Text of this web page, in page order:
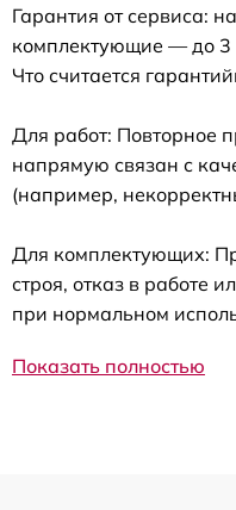
Гарантия от сервиса:
комплектующие — до 3
Что считается
Для работ: Повторное
напрямую связан с
(например,
Для комплектующих:
строя, отказ в работе
при нормальном
Показать полностью